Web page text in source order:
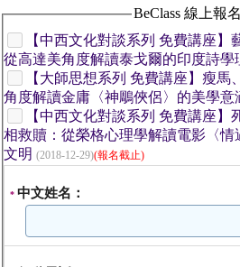
BeClass 線上報
【中西文化對談系列 免費講座】
從高達美角度解讀泰戈爾的印度詩學
【大師思想系列 免費講座】瘦
角度解讀金庸〈神鵰俠侶〉的美學意
【中西文化對談系列 免費講座
相救贖：從榮格心理學解讀電影〈
文明 (2018-12-29)(報名截止)
*中文姓名：